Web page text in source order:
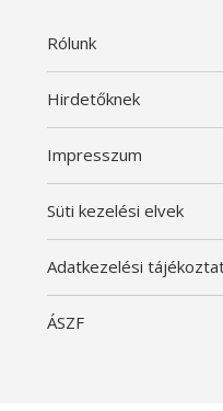
Rólunk
Hirdetőknek
Impresszum
Süti kezelési elvek
Adatkezelési
ÁSZF